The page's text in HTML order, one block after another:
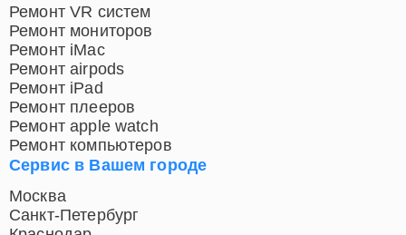
Сервис в Вашем городе
Москва
Санкт-Петербург
Ремонт VR систем
Ремонт мониторов
Ремонт iMac
Ремонт airpods
Ремонт iPad
Ремонт плееров
Ремонт apple watch
Ремонт компьютеров